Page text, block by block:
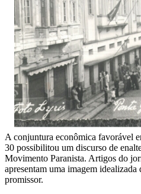
A conjuntura econômica favorável
30 possibilitou um discurso de
Movimento Paranista. Artigos do
apresentam uma imagem
promissor.